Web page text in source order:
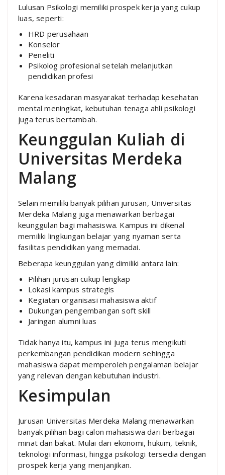
Lulusan Psikologi memiliki prospek kerja yang cukup
luas, seperti:
HRD perusahaan
Konselor
Peneliti
Psikolog profesional setelah melanjutkan
pendidikan profesi
Karena kesadaran masyarakat terhadap kesehatan
mental meningkat, kebutuhan tenaga ahli psikologi
juga terus bertambah.
Keunggulan Kuliah di
Universitas Merdeka
Malang
Selain memiliki banyak pilihan jurusan, Universitas
Merdeka Malang juga menawarkan berbagai
keunggulan bagi mahasiswa. Kampus ini dikenal
memiliki lingkungan belajar yang nyaman serta
fasilitas pendidikan yang memadai.
Beberapa keunggulan yang dimiliki antara lain:
Pilihan jurusan cukup lengkap
Lokasi kampus strategis
Kegiatan organisasi mahasiswa aktif
Dukungan pengembangan soft skill
Jaringan alumni luas
Tidak hanya itu, kampus ini juga terus mengikuti
perkembangan pendidikan modern sehingga
mahasiswa dapat memperoleh pengalaman belajar
yang relevan dengan kebutuhan industri.
Kesimpulan
Jurusan Universitas Merdeka Malang menawarkan
banyak pilihan bagi calon mahasiswa dari berbagai
minat dan bakat. Mulai dari ekonomi, hukum, teknik,
teknologi informasi, hingga psikologi tersedia dengan
prospek kerja yang menjanjikan.